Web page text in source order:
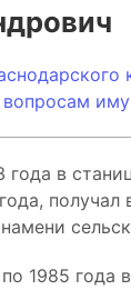
в
1985 года